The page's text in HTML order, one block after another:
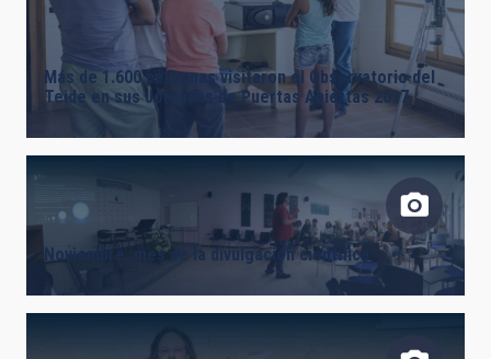
INSTALLATION
FREE TAGS
AUTHORED ON SORT BY ORDER
Más de 1.600 personas visitaron el Observatorio del
Teide en sus Jornadas de Puertas Abiertas 2017
Noviembre, mes de la divulgación científica